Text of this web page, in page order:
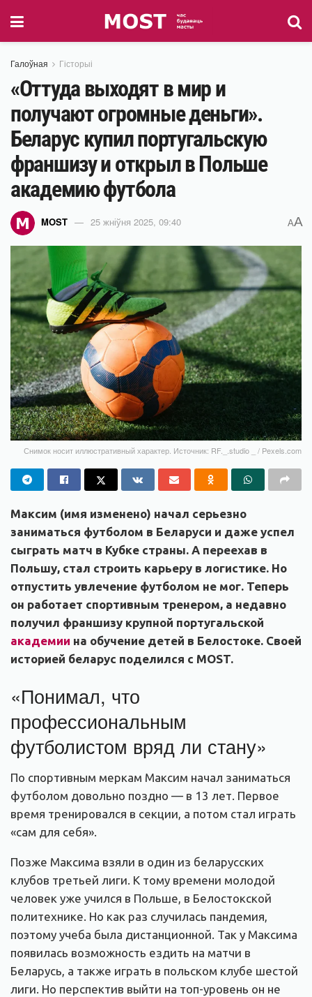
Галоўная Гісторыі
«Оттуда выходят в мир и
получают огромные деньги».
Беларус купил португальскую
франшизу и открыл в Польше
академию футбола
MOST 25 жніўня 2025, 09:40 AA
Снимок носит иллюстративный характер. Источник: RF._.studio _ / Pexels.com
Максим (имя изменено) начал серьезно
заниматься футболом в Беларуси и даже успел
сыграть матч в Кубке страны. А переехав в
Польшу, стал строить карьеру в логистике. Но
отпустить увлечение футболом не мог. Теперь
он работает спортивным тренером, а недавно
получил франшизу крупной португальской
академии на обучение детей в Белостоке. Своей
историей беларус поделился с MOST.
«Понимал, что
профессиональным
футболистом вряд ли стану»
По спортивным меркам Максим начал заниматься
футболом довольно поздно — в 13 лет. Первое
время тренировался в секции, а потом стал играть
«сам для себя».
Позже Максима взяли в один из беларусских
клубов третьей лиги. К тому времени молодой
человек уже учился в Польше, в Белостокской
политехнике. Но как раз случилась пандемия,
поэтому учеба была дистанционной. Так у Максима
появилась возможность ездить на матчи в
Беларусь, а также играть в польском клубе шестой
лиги. Но перспектив выйти на топ-уровень он не